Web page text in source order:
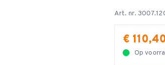
Art. nr.
€
Op